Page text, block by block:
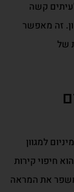
קשה
זה מאפשר
של
למגוון
חיפוי קירות
משפר את המראה